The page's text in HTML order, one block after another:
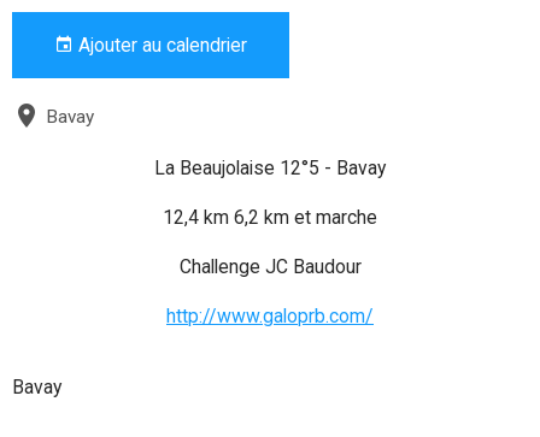
Ajouter au calendrier
Bavay
La Beaujolaise 12°5 - Bavay
12,4 km 6,2 km et marche
Challenge JC Baudour
http://www.galoprb.com/
Bavay